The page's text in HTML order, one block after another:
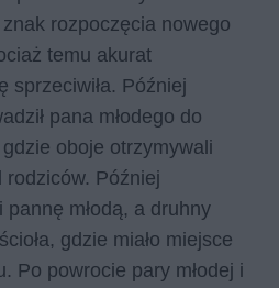
rozpoczęcia nowego
temu akurat
sprzeciwiła. Później
pana młodego do
oboje otrzymywali
rodziców. Później
młodą, a druhny
gdzie miało miejsce
Po powrocie pary młodej i